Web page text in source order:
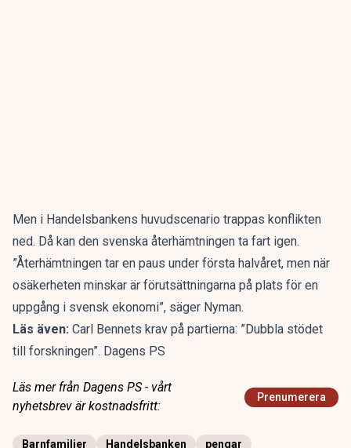
Men i Handelsbankens huvudscenario trappas konflikten
ned. Då kan den svenska återhämtningen ta fart igen.
”Återhämtningen tar en paus under första halvåret, men när
osäkerheten minskar är förutsättningarna på plats för en
uppgång i svensk ekonomi”, säger Nyman.
Läs även: Carl Bennets krav på partierna: ”Dubbla stödet
till forskningen”. Dagens PS
Läs mer från Dagens PS - vårt
nyhetsbrev är kostnadsfritt:
Prenumerera
Barnfamiljer Handelsbanken pengar